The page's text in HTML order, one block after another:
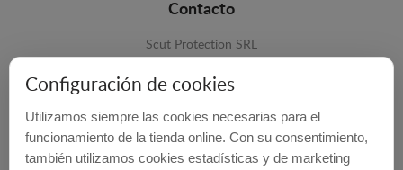
Contacto
Scut Protection SRL
Harghita, Romania
Configuración de cookies
Utilizamos siempre las cookies necesarias para el
funcionamiento de la tienda online. Con su consentimiento,
también utilizamos cookies estadísticas y de marketing